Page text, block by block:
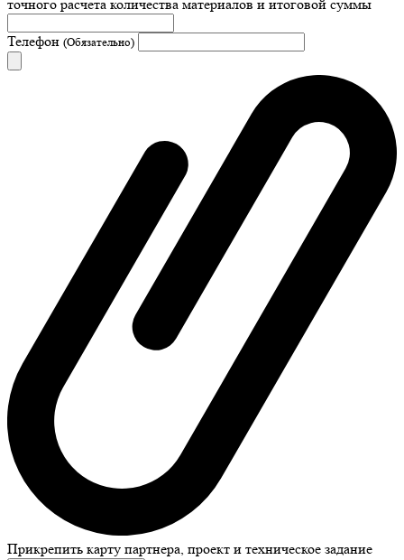
точного расчета количества материалов и итоговой суммы
Телефон (Обязательно)
Прикрепить карту партнера, проект и техническое задание